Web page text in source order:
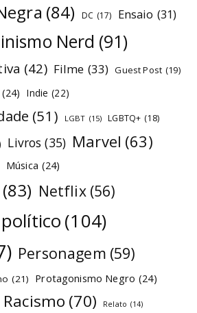
(84) DC (17) Ensaio (31)
Nerd (91)
(42) Filme (33) Guest Post (19)
(24) Indie (22)
(51) LGBT (15) LGBTQ+ (18)
Livros (35) Marvel (63)
Música (24)
(83) Netflix (56)
(104)
Personagem (59)
(21) Protagonismo Negro (24)
Racismo (70) Relato (14)